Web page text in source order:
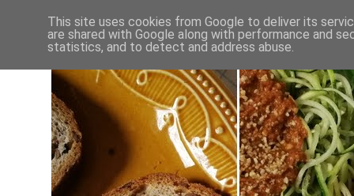
This site uses cookies from Google to deliver its
are shared with Google along with performance and
statistics, and to detect and address abuse.